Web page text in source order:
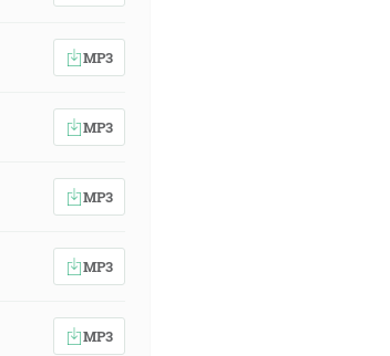
MP3
MP3
MP3
MP3
MP3